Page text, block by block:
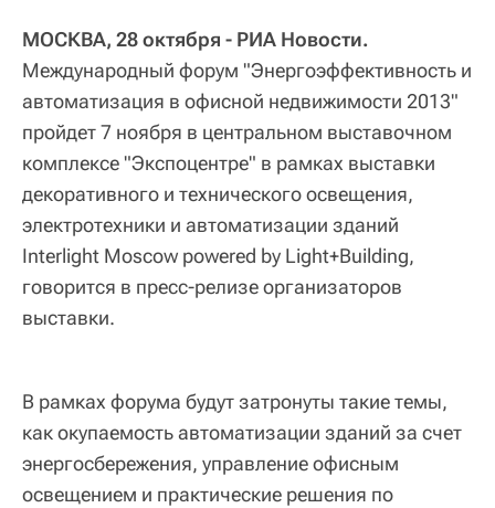
МОСКВА, 28 октября - РИА Новости.
Международный форум "Энергоэффективность и
автоматизация в офисной недвижимости 2013"
пройдет 7 ноября в центральном выставочном
комплексе "Экспоцентре" в рамках выставки
декоративного и технического освещения,
электротехники и автоматизации зданий
Interlight Moscow powered by Light+Building,
говорится в пресс-релизе организаторов
выставки.
В рамках форума будут затронуты такие темы,
как окупаемость автоматизации зданий за счет
энергосбережения, управление офисным
освещением и практические решения по